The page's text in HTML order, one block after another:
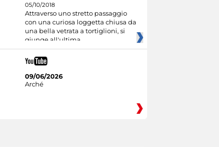
05/10/2018
Attraverso uno stretto passaggio
con una curiosa loggetta chiusa da
una bella vetrata a tortiglioni, si
giunge all'ultima
09/06/2026
Arché